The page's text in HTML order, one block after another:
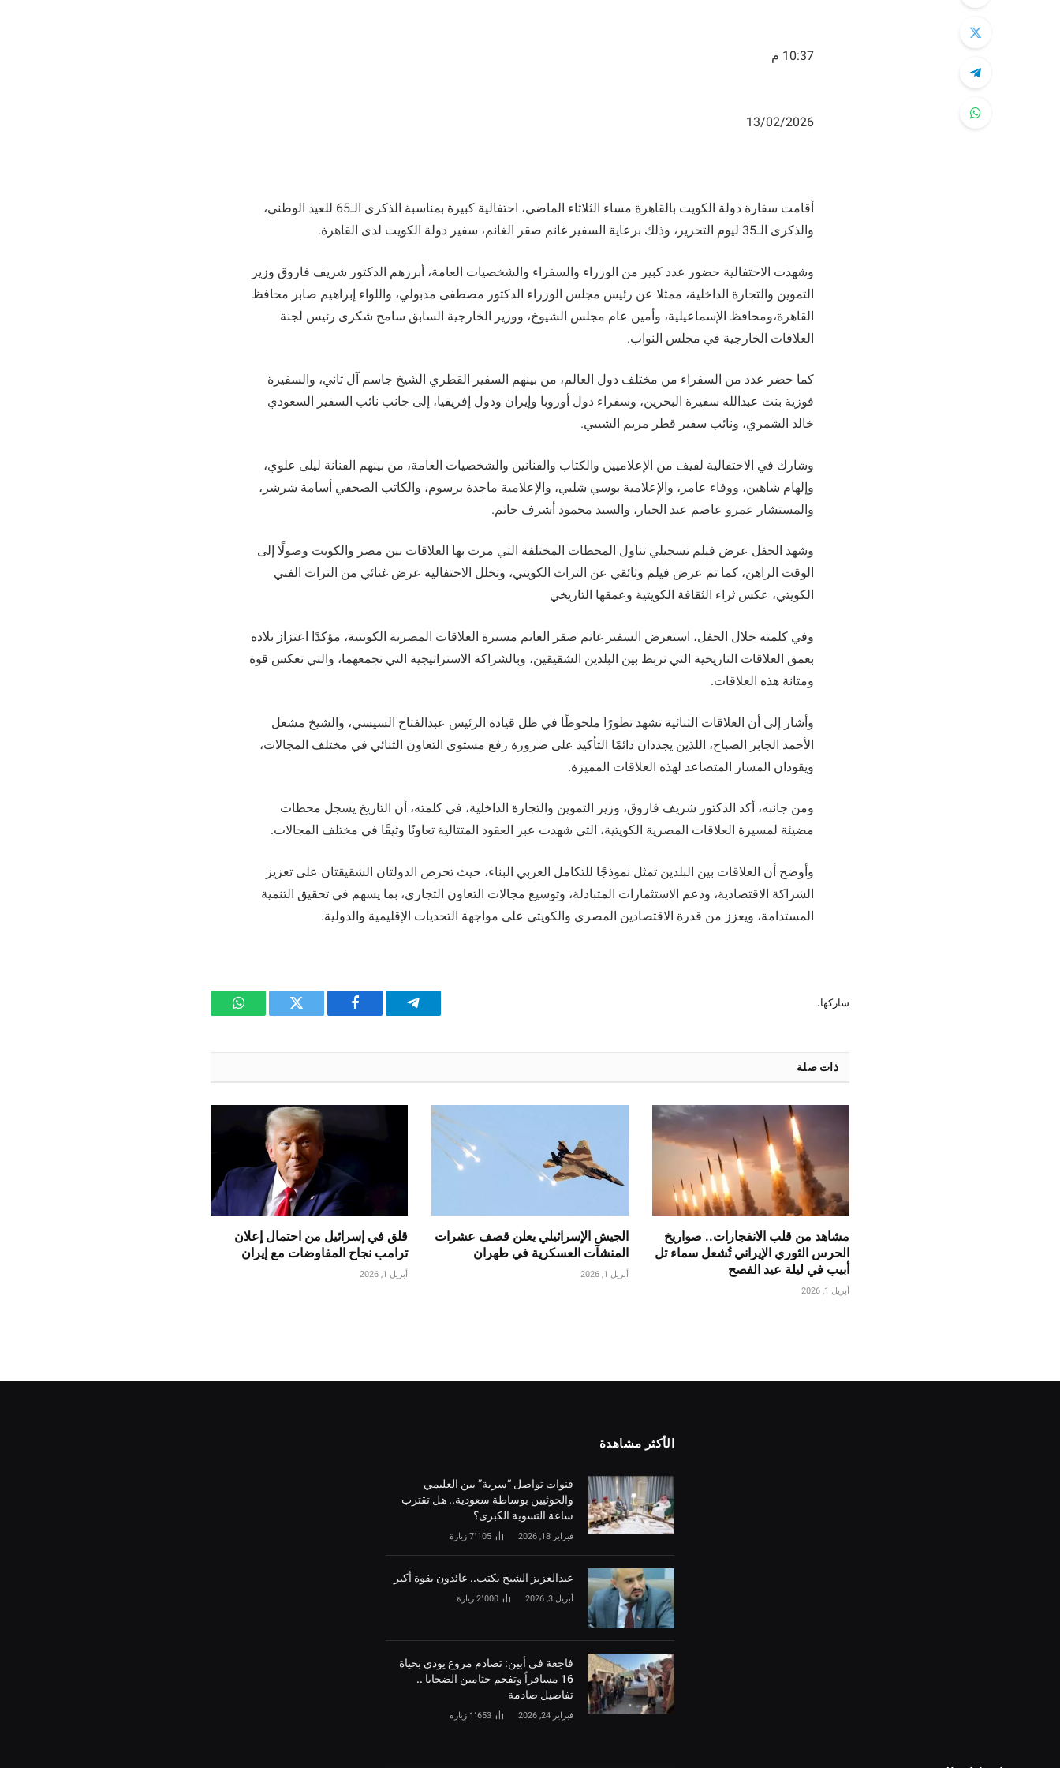
10:37 م
13/02/2026
أقامت سفارة دولة الكويت بالقاهرة مساء الثلاثاء الماضي، احتفالية كبيرة بمناسبة الذكرى الـ65 للعيد الوطني،
والذكرى الـ35 ليوم التحرير، وذلك برعاية السفير غانم صقر الغانم، سفير دولة الكويت لدى القاهرة.
وشهدت الاحتفالية حضور عدد كبير من الوزراء والسفراء والشخصيات العامة، أبرزهم الدكتور شريف فاروق وزير
التموين والتجارة الداخلية، ممثلا عن رئيس مجلس الوزراء الدكتور مصطفى مدبولي، واللواء إبراهيم صابر محافظ
القاهرة،ومحافظ الإسماعيلية، وأمين عام مجلس الشيوخ، ووزير الخارجية السابق سامح شكرى رئيس لجنة
العلاقات الخارجية في مجلس النواب.
كما حضر عدد من السفراء من مختلف دول العالم، من بينهم السفير القطري الشيخ جاسم آل ثاني، والسفيرة
فوزية بنت عبدالله سفيرة البحرين، وسفراء دول أوروبا وإيران ودول إفريقيا، إلى جانب نائب السفير السعودي
خالد الشمري، ونائب سفير قطر مريم الشيبي.
وشارك في الاحتفالية لفيف من الإعلاميين والكتاب والفنانين والشخصيات العامة، من بينهم الفنانة ليلى علوي،
وإلهام شاهين، ووفاء عامر، والإعلامية بوسي شلبي، والإعلامية ماجدة برسوم، والكاتب الصحفي أسامة شرشر،
والمستشار عمرو عاصم عبد الجبار، والسيد محمود أشرف حاتم.
وشهد الحفل عرض فيلم تسجيلي تناول المحطات المختلفة التي مرت بها العلاقات بين مصر والكويت وصولًا إلى
الوقت الراهن، كما تم عرض فيلم وثائقي عن التراث الكويتي، وتخلل الاحتفالية عرض غنائي من التراث الفني
الكويتي، عكس ثراء الثقافة الكويتية وعمقها التاريخي
وفي كلمته خلال الحفل، استعرض السفير غانم صقر الغانم مسيرة العلاقات المصرية الكويتية، مؤكدًا اعتزاز بلاده
بعمق العلاقات التاريخية التي تربط بين البلدين الشقيقين، وبالشراكة الاستراتيجية التي تجمعهما، والتي تعكس قوة
ومتانة هذه العلاقات.
وأشار إلى أن العلاقات الثنائية تشهد تطورًا ملحوظًا في ظل قيادة الرئيس عبدالفتاح السيسي، والشيخ مشعل
الأحمد الجابر الصباح، اللذين يجددان دائمًا التأكيد على ضرورة رفع مستوى التعاون الثنائي في مختلف المجالات،
ويقودان المسار المتصاعد لهذه العلاقات المميزة.
ومن جانبه، أكد الدكتور شريف فاروق، وزير التموين والتجارة الداخلية، في كلمته، أن التاريخ يسجل محطات
مضيئة لمسيرة العلاقات المصرية الكويتية، التي شهدت عبر العقود المتتالية تعاونًا وثيقًا في مختلف المجالات.
وأوضح أن العلاقات بين البلدين تمثل نموذجًا للتكامل العربي البناء، حيث تحرص الدولتان الشقيقتان على تعزيز
الشراكة الاقتصادية، ودعم الاستثمارات المتبادلة، وتوسيع مجالات التعاون التجاري، بما يسهم في تحقيق التنمية
المستدامة، ويعزز من قدرة الاقتصادين المصري والكويتي على مواجهة التحديات الإقليمية والدولية.
شاركها.
تيلقرام فيسبوك تويتر واتساب
ذات صلة
مشاهد من قلب الانفجارات.. صواريخ
الحرس الثوري الإيراني تُشعل سماء تل
أبيب في ليلة عيد الفصح
أبريل 1, 2026
الجيش الإسرائيلي يعلن قصف عشرات
المنشآت العسكرية في طهران
أبريل 1, 2026
قلق في إسرائيل من احتمال إعلان
ترامب نجاح المفاوضات مع إيران
أبريل 1, 2026
الأكثر مشاهدة
قنوات تواصل “سرية” بين العليمي
والحوثيين بوساطة سعودية.. هل تقترب
ساعة التسوية الكبرى؟
فبراير 18, 2026 7٬105 زيارة
‏عبدالعزيز الشيخ يكتب.. عائدون بقوة أكبر
أبريل 3, 2026 2٬000 زيارة
فاجعة في أبين: تصادم مروع يودي بحياة
16 مسافراً وتفحم جثامين الضحايا ..
تفاصيل صادمة
فبراير 24, 2026 1٬653 زيارة